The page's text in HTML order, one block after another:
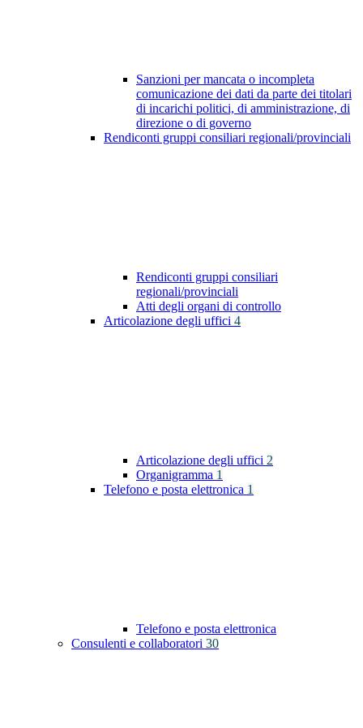
Sanzioni per mancata o incompleta
comunicazione dei dati da parte dei titolari
di incarichi politici, di amministrazione, di
direzione o di governo
Rendiconti gruppi consiliari regionali/provinciali
Rendiconti gruppi consiliari
regionali/provinciali
Atti degli organi di controllo
Articolazione degli uffici 4
Articolazione degli uffici 2
Organigramma 1
Telefono e posta elettronica 1
Telefono e posta elettronica
Consulenti e collaboratori 30